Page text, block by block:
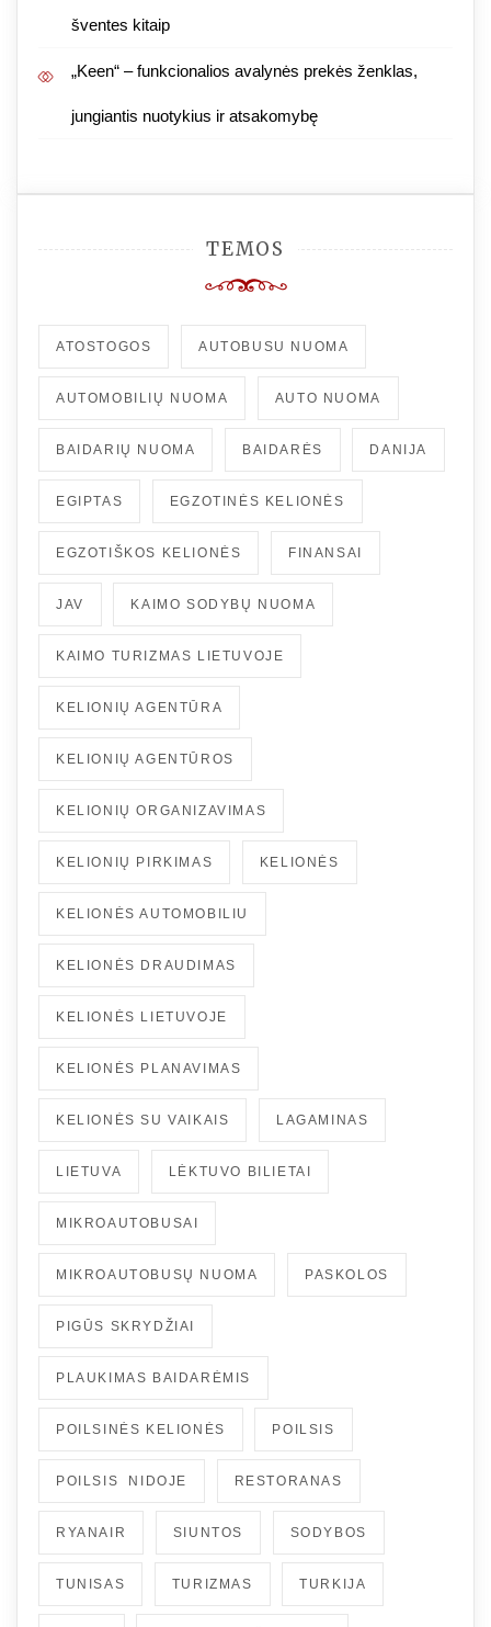
šventes kitaip
„Keen“ – funkcionalios avalynės prekės ženklas,
jungiantis nuotykius ir atsakomybę
TEMOS
ATOSTOGOS AUTOBUSU NUOMA
AUTOMOBILIŲ NUOMA AUTO NUOMA
BAIDARIŲ NUOMA BAIDARĖS DANIJA
EGIPTAS EGZOTINĖS KELIONĖS
EGZOTIŠKOS KELIONĖS FINANSAI
JAV KAIMO SODYBŲ NUOMA
KAIMO TURIZMAS LIETUVOJE
KELIONIŲ AGENTŪRA
KELIONIŲ AGENTŪROS
KELIONIŲ ORGANIZAVIMAS
KELIONIŲ PIRKIMAS KELIONĖS
KELIONĖS AUTOMOBILIU
KELIONĖS DRAUDIMAS
KELIONĖS LIETUVOJE
KELIONĖS PLANAVIMAS
KELIONĖS SU VAIKAIS LAGAMINAS
LIETUVA LĖKTUVO BILIETAI
MIKROAUTOBUSAI
MIKROAUTOBUSŲ NUOMA PASKOLOS
PIGŪS SKRYDŽIAI
PLAUKIMAS BAIDARĖMIS
POILSINĖS KELIONĖS POILSIS
POILSIS NIDOJE RESTORANAS
RYANAIR SIUNTOS SODYBOS
TUNISAS TURIZMAS TURKIJA